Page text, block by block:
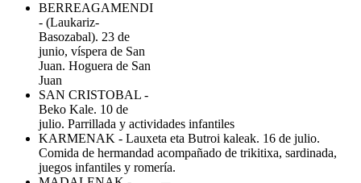
BERREAGAMENDI
- (Laukariz-
Basozabal). 23 de
junio, víspera de San
Juan. Hoguera de San
Juan
SAN CRISTOBAL -
Beko Kale. 10 de
julio. Parrillada y actividades infantiles
KARMENAK - Lauxeta eta Butroi kaleak. 16 de julio.
Comida de hermandad acompañado de trikitixa, sardinada,
juegos infantiles y romería.